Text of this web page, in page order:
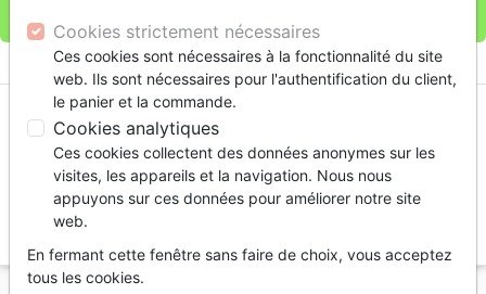
shopping_cart
Cookies strictement nécessaires
Ces cookies sont nécessaires à la fonctionnalité du site
web. Ils sont nécessaires pour l'authentification du client,
le panier et la commande.
Cookies analytiques
Ces cookies collectent des données anonymes sur les
visites, les appareils et la navigation. Nous nous
appuyons sur ces données pour améliorer notre site
web.
En fermant cette fenêtre sans faire de choix, vous acceptez
tous les cookies.